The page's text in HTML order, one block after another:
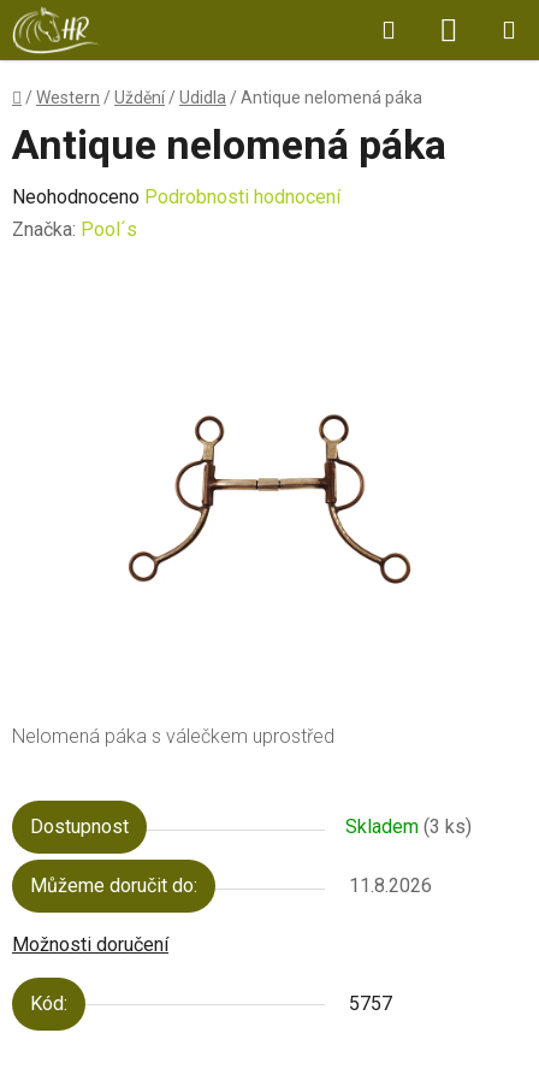
Přejít
na
obsah
Hledat
KOŠÍK
Domů
/Western /Uždění /Udidla /Antique nelomená páka
Nelomená páka s válečkem uprostřed
Dostupnost Skladem (3 ks)
Můžeme doručit do: 11.8.2026
Možnosti doručení
Kód: 5757
Antique nelomená páka
Průměrné
hodnocení
Neohodnoceno Podrobnosti hodnocení
Značka: Pool´s